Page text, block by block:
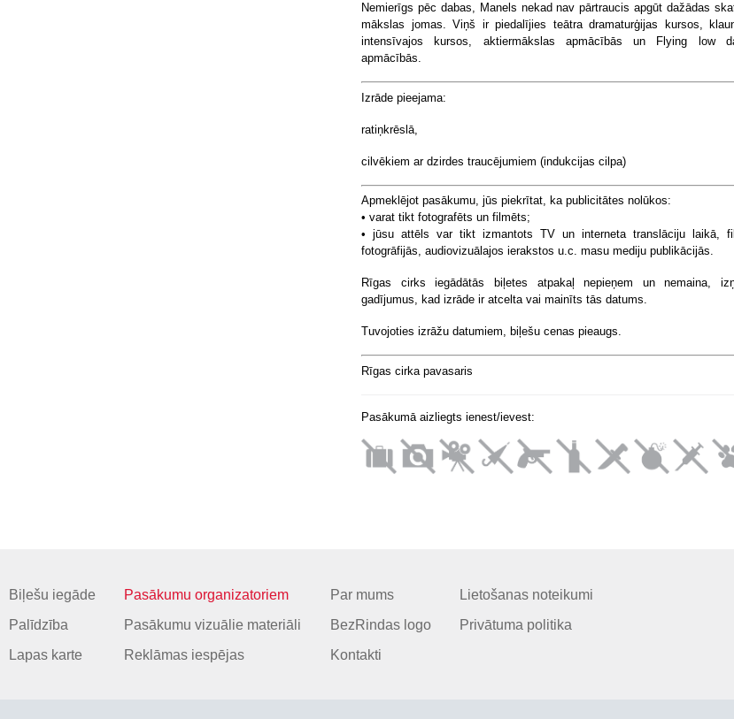
Nemierīgs pēc dabas, Manels nekad nav pārtraucis apgūt dažādas
mākslas jomas. Viņš ir piedalījies teātra dramaturģijas kursos,
intensīvajos kursos, aktiermākslas apmācībās un Flying low
apmācībās.
Izrāde pieejama:
ratiņkrēslā,
cilvēkiem ar dzirdes traucējumiem (indukcijas cilpa)
Apmeklējot pasākumu, jūs piekrītat, ka publicitātes nolūkos:
• varat tikt fotografēts un filmēts;
• jūsu attēls var tikt izmantots TV un interneta translāciju laikā,
fotogrāfijās, audiovizuālajos ierakstos u.c. masu mediju publikācijās.
Rīgas cirks iegādātās biļetes atpakaļ nepieņem un nemaina,
gadījumus, kad izrāde ir atcelta vai mainīts tās datums.
Tuvojoties izrāžu datumiem, biļešu cenas pieaugs.
Rīgas cirka pavasaris
Pasākumā aizliegts ienest/ievest:
Biļešu iegāde
Palīdzība
Lapas karte
Pasākumu organizatoriem
Pasākumu vizuālie materiāli
Reklāmas iespējas
Par mums
BezRindas logo
Kontakti
Lietošanas noteikumi
Privātuma politika